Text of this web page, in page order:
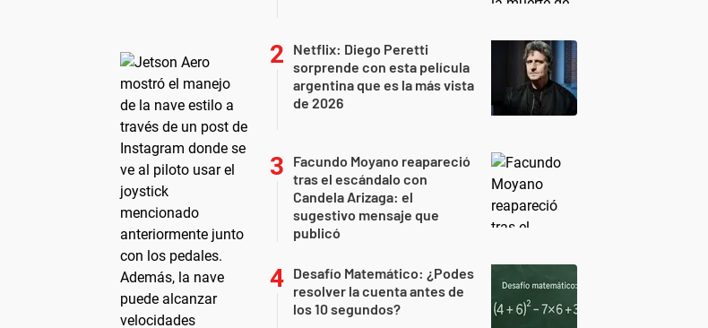
Netflix: Diego Peretti
sorprende con esta película
argentina que es la más vista
de 2026
Facundo Moyano reapareció
tras el escándalo con
Candela Arizaga: el
sugestivo mensaje que
publicó
Desafío Matemático: ¿Podes
resolver la cuenta antes de
los 10 segundos?